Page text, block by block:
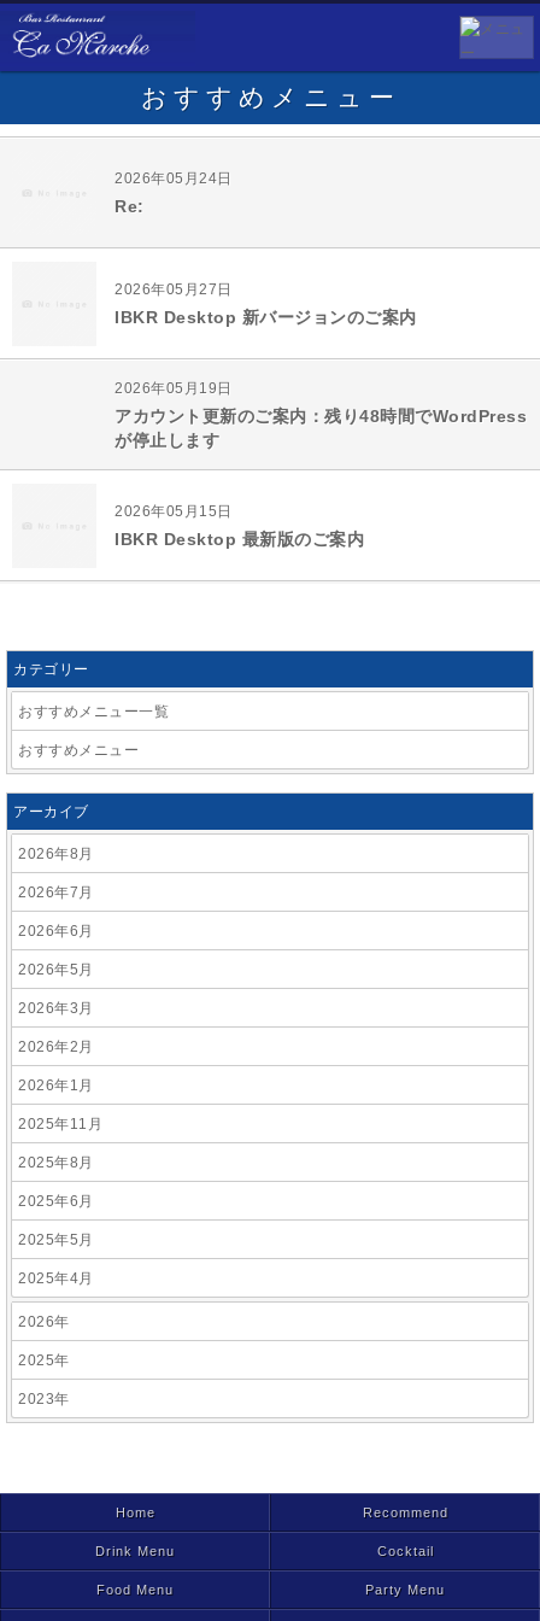
おすすめメニュー
2026年05月24日
Re:
2026年05月27日
IBKR Desktop 新バージョンのご案内
2026年05月19日
アカウント更新のご案内：残り48時間でWordPress
が停止します
2026年05月15日
IBKR Desktop 最新版のご案内
カテゴリー
おすすめメニュー一覧
おすすめメニュー
アーカイブ
2026年8月
2026年7月
2026年6月
2026年5月
2026年3月
2026年2月
2026年1月
2025年11月
2025年8月
2025年6月
2025年5月
2025年4月
2026年
2025年
2023年
Home Recommend
Drink Menu Cocktail
Food Menu Party Menu